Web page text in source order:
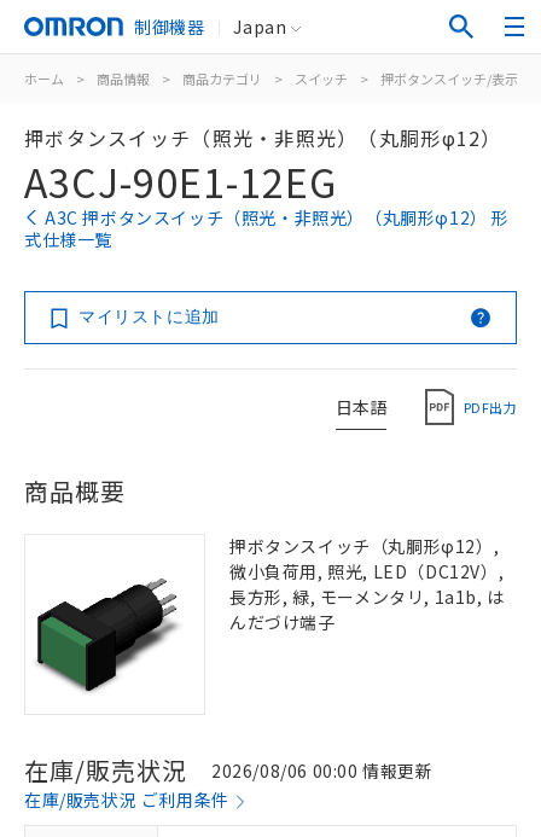
制御機器 Japan
ホーム > 商品情報 > 商品カテゴリ > スイッチ > 押ボタンスイッチ/表示灯
押ボタンスイッチ（照光・非照光）（丸胴形φ12）
A3CJ-90E1-12EG
A3C 押ボタンスイッチ（照光・非照光）（丸胴形φ12） 形
式仕様一覧
マイリストに追加
日本語 PDF出力
商品概要
押ボタンスイッチ（丸胴形φ12）,
微小負荷用, 照光, LED（DC12V）,
長方形, 緑, モーメンタリ, 1a1b, は
んだづけ端子
在庫/販売状況
2026/08/06 00:00 情報更新
在庫/販売状況 ご利用条件